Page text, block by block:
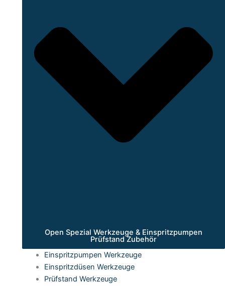
Open Spezial Werkzeuge & Einspritzpumpen
Prüfstand Zubehör
Einspritzpumpen Werkzeuge
Einspritzdüsen Werkzeuge
Prüfstand Werkzeuge